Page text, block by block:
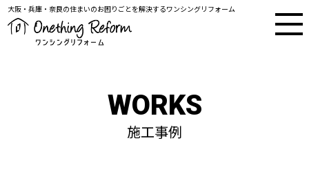
大阪・兵庫・奈良の住まいのお困りごとを解決するワンシングリフォーム
WORKS
施工事例